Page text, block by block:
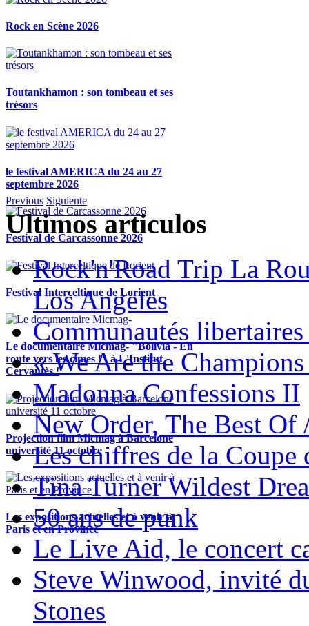
Rock en Scène 2026
Toutankhamon : son tombeau et ses
trésors
le festival AMERICA du 24 au 27
septembre 2026
Festival de Carcassonne 2026
Festival Interceltique de Lorient
Le documentaire Micmag- "Bolivia - En
route vers les cimes !" à L'Institut
Cervantès !
Projection film Micmag à Barcelone
université 11 octobre
Les expositions actuelles et à venir à
Paris et en Province
Previous Siguiente
Ultimos articulos
Rock'n'Road Trip La
Los Angeles
Communautés libertaires
« We Are the
Madonna Confessions II
New Order, The Best Of
Les chiffres de la Coupe
Tina Turner Wildest
50 ans de punk
Le Live Aid, le concert
Steve Winwood, invité
Stones